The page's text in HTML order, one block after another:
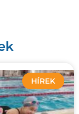
HÍREK